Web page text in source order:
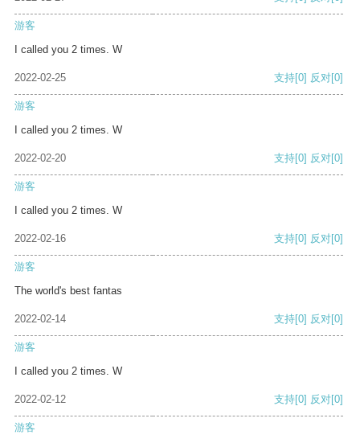
游客
I called you 2 times. W
2022-02-25 支持[0] 反对[0]
游客
I called you 2 times. W
2022-02-20 支持[0] 反对[0]
游客
I called you 2 times. W
2022-02-16 支持[0] 反对[0]
游客
The world's best fantas
2022-02-14 支持[0] 反对[0]
游客
I called you 2 times. W
2022-02-12 支持[0] 反对[0]
游客